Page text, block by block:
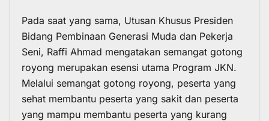
Pada saat yang sama, Utusan Khusus Presiden
Bidang Pembinaan Generasi Muda dan Pekerja
Seni, Raffi Ahmad mengatakan semangat gotong
royong merupakan esensi utama Program JKN.
Melalui semangat gotong royong, peserta yang
sehat membantu peserta yang sakit dan peserta
yang mampu membantu peserta yang kurang